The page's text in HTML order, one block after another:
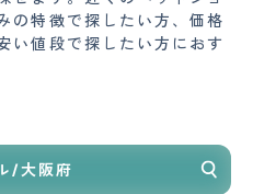
の特徴で探したい方、価格
い値段で探したい方におす
/大阪府